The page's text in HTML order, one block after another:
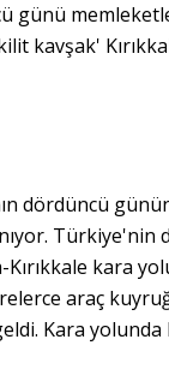
günü
kavşak'
dördüncü
Türkiye'nin
kara
araç
Kara yolunda